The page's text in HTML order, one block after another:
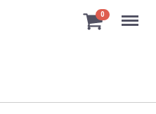
0 Menu